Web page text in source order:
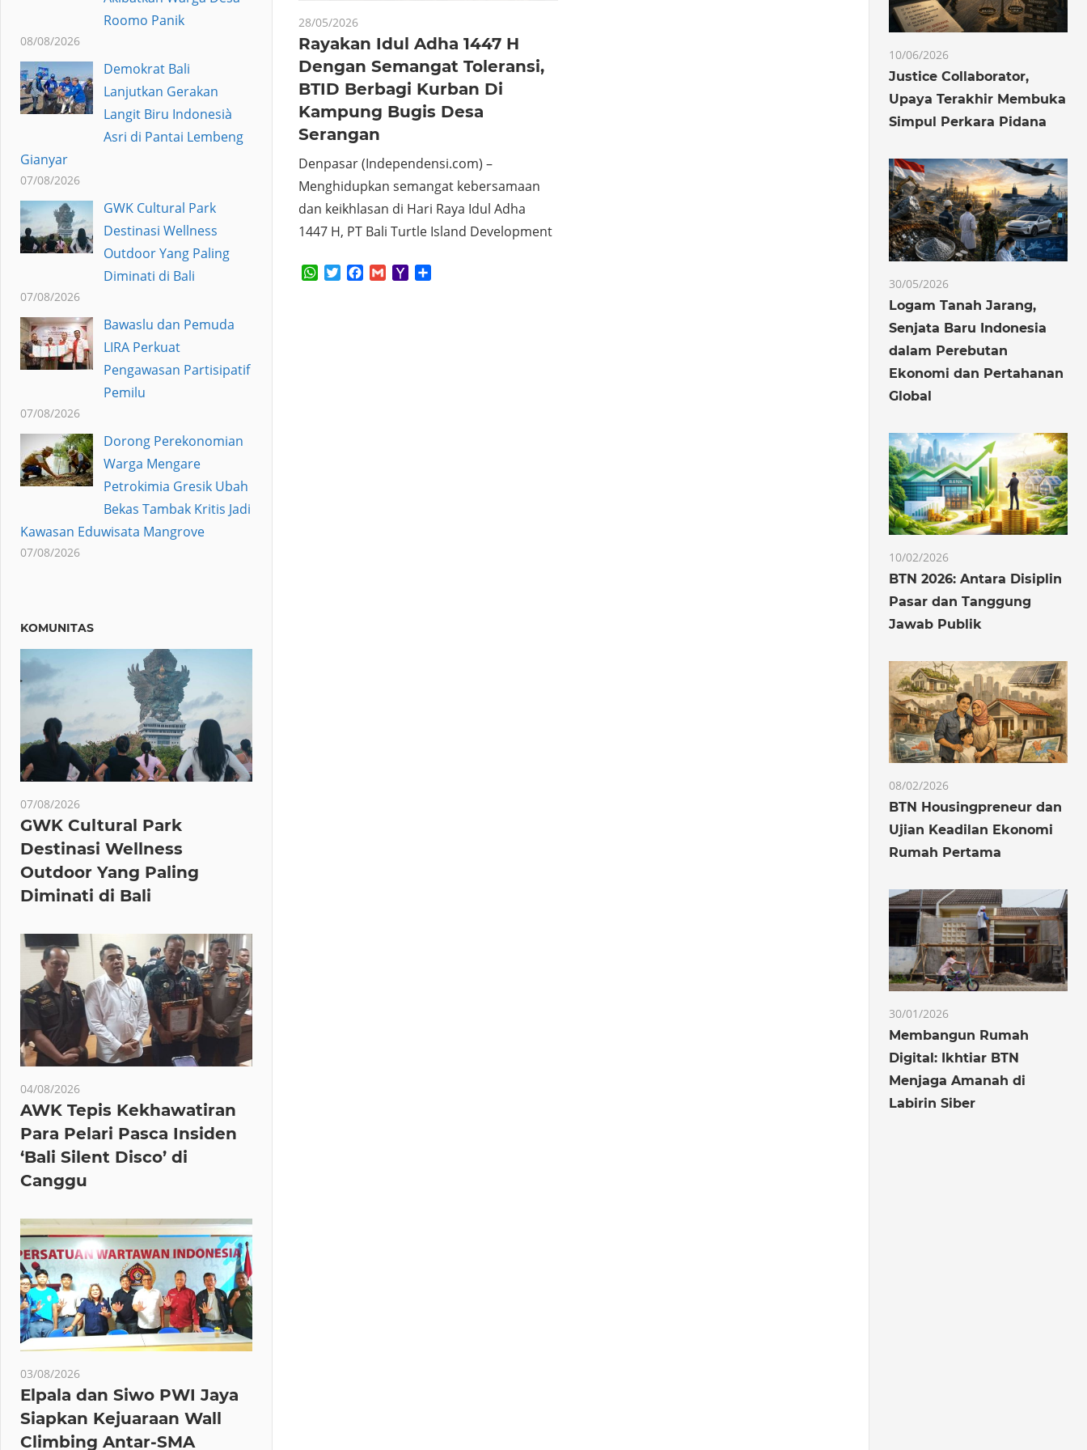
28/05/2026
Rayakan Idul Adha 1447 H
Dengan Semangat Toleransi,
BTID Berbagi Kurban Di
Kampung Bugis Desa
Serangan
Denpasar (Independensi.com) –
Menghidupkan semangat kebersamaan
dan keikhlasan di Hari Raya Idul Adha
1447 H, PT Bali Turtle Island Development
WhatsApp
TwitterFacebook
GmailYahoo
Roomo Panik
08/08/2026
Demokrat Bali
Lanjutkan Gerakan
Langit Biru Indonesià
Asri di Pantai Lembeng
Gianyar
07/08/2026
GWK Cultural Park
Destinasi Wellness
Outdoor Yang Paling
Diminati di Bali
07/08/2026
Bawaslu dan Pemuda
LIRA Perkuat
Pengawasan Partisipatif
Pemilu
07/08/2026
Dorong Perekonomian
Warga Mengare
Petrokimia Gresik Ubah
Bekas Tambak Kritis Jadi
Kawasan Eduwisata Mangrove
07/08/2026
KOMUNITAS
07/08/2026
GWK Cultural Park
Destinasi Wellness
Outdoor Yang Paling
Diminati di Bali
04/08/2026
AWK Tepis Kekhawatiran
Para Pelari Pasca Insiden
‘Bali Silent Disco’ di
Canggu
03/08/2026
Elpala dan Siwo PWI Jaya
Siapkan Kejuaraan Wall
Climbing Antar-SMA
10/06/2026
Justice Collaborator,
Upaya Terakhir Membuka
Simpul Perkara Pidana
30/05/2026
Logam Tanah Jarang,
Senjata Baru Indonesia
dalam Perebutan
Ekonomi dan Pertahanan
Global
10/02/2026
BTN 2026: Antara Disiplin
Pasar dan Tanggung
Jawab Publik
08/02/2026
BTN Housingpreneur dan
Ujian Keadilan Ekonomi
Rumah Pertama
30/01/2026
Membangun Rumah
Digital: Ikhtiar BTN
Menjaga Amanah di
Labirin Siber